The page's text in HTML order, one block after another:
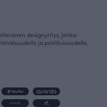
designyritys, jonka
ja positiivisuudelle.